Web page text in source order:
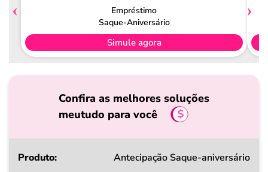
Empréstimo
Saque-Aniversário
Simule agora
Confira as melhores soluções
meutudo para você
Produto
Antecipação Saque-aniversário